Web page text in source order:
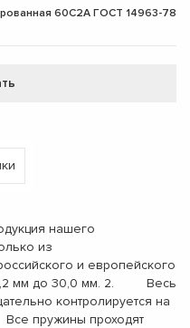
60С2А ГОСТ 14963-78
нашего
из
и европейского
0,2 мм до 30,0 мм. 2. Весь
контролируется на
пружины проходят